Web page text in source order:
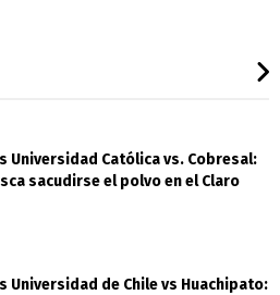
Universidad Católica vs. Cobresal:
sacudirse el polvo en el Claro
Universidad de Chile vs Huachipato: